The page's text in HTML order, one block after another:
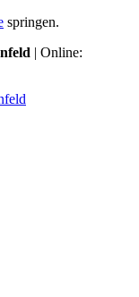
springen.
| Online: